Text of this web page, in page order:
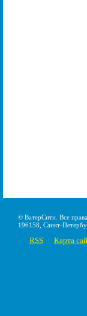
© ВатерСити. Все
196158, Санкт-
RSS Карта